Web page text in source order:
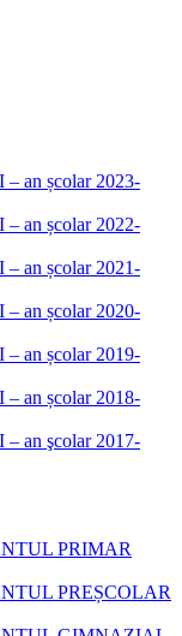
an școlar 2023-
an școlar 2022-
an școlar 2021-
an școlar 2020-
an școlar 2019-
an școlar 2018-
an şcolar 2017-
PRIMAR
PREȘCOLAR